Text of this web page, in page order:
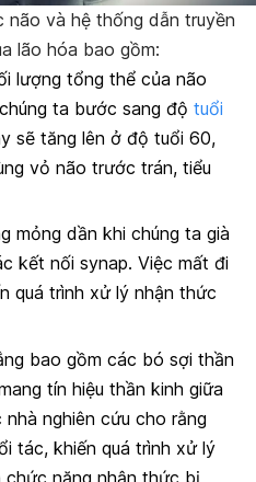
não và hệ thống dẫn truyền
lão hóa bao gồm:
lượng tổng thể của não
ta bước sang độ tuổi
sẽ tăng lên ở độ tuổi 60,
vỏ não trước trán, tiểu
mỏng dần khi chúng ta già
kết nối synap. Việc mất đi
quá trình xử lý nhận thức
bao gồm các bó sợi thần
tín hiệu thần kinh giữa
nghiên cứu cho rằng
tác, khiến quá trình xử lý
chức năng nhận thức bị